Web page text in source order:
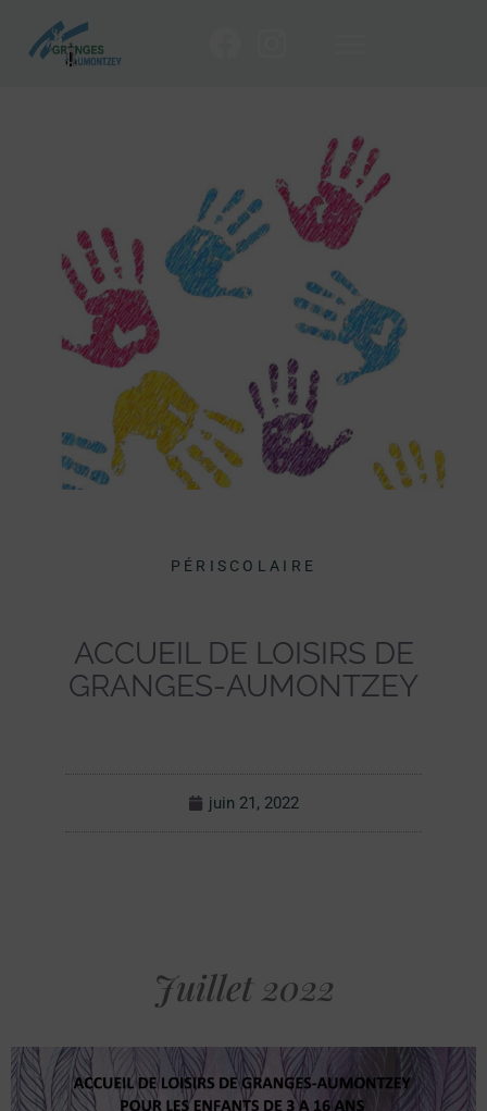
PÉRISCOLAIRE
ACCUEIL DE LOISIRS DE
GRANGES-AUMONTZEY
juin 21, 2022
Juillet 2022